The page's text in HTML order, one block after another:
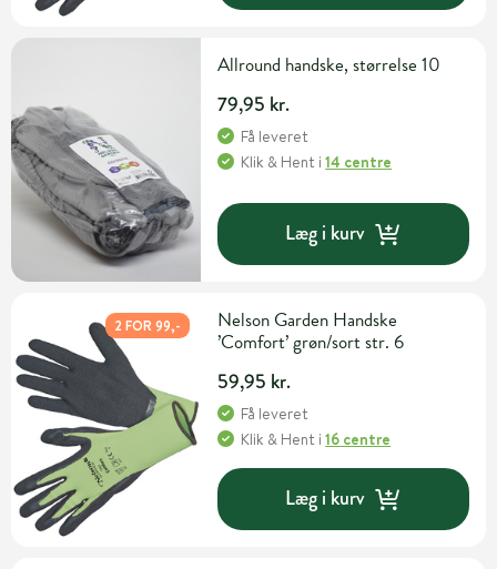
Allround handske, størrelse 10
79,95 kr.
Få leveret
Klik & Hent i14 centre
Læg i kurv
2 FOR 99,-
Nelson Garden Handske
’Comfort’ grøn/sort str. 6
59,95 kr.
Få leveret
Klik & Hent i16 centre
Læg i kurv